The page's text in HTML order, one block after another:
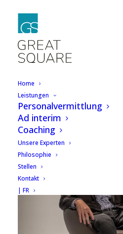
Home
Leistungen
Personalvermittlung
Ad interim
Coaching
Unsere Experten
Philosophie
Stellen
Kontakt
| FR